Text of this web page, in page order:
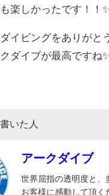
楽しかったです！！
イビングをありがと
ダイブが最高ですね
いた人
アークダイブ
世界屈指の透明度と、
お客様に感動して頂く